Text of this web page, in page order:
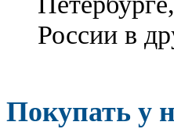
России в
Покупать у